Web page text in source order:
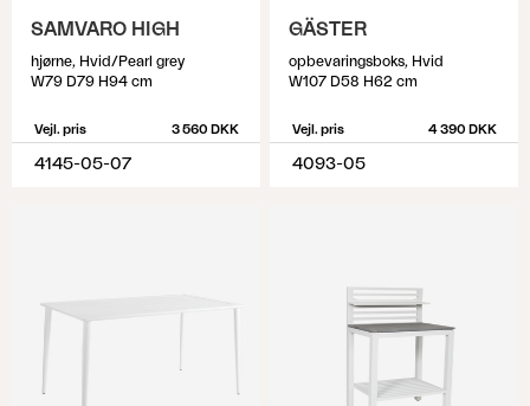
SAMVARO HIGH
hjørne, Hvid/Pearl grey
W79 D79 H94 cm
Vejl. pris 3 560 DKK
4145-05-07
GÄSTER
opbevaringsboks, Hvid
W107 D58 H62 cm
Vejl. pris 4 390 DKK
4093-05